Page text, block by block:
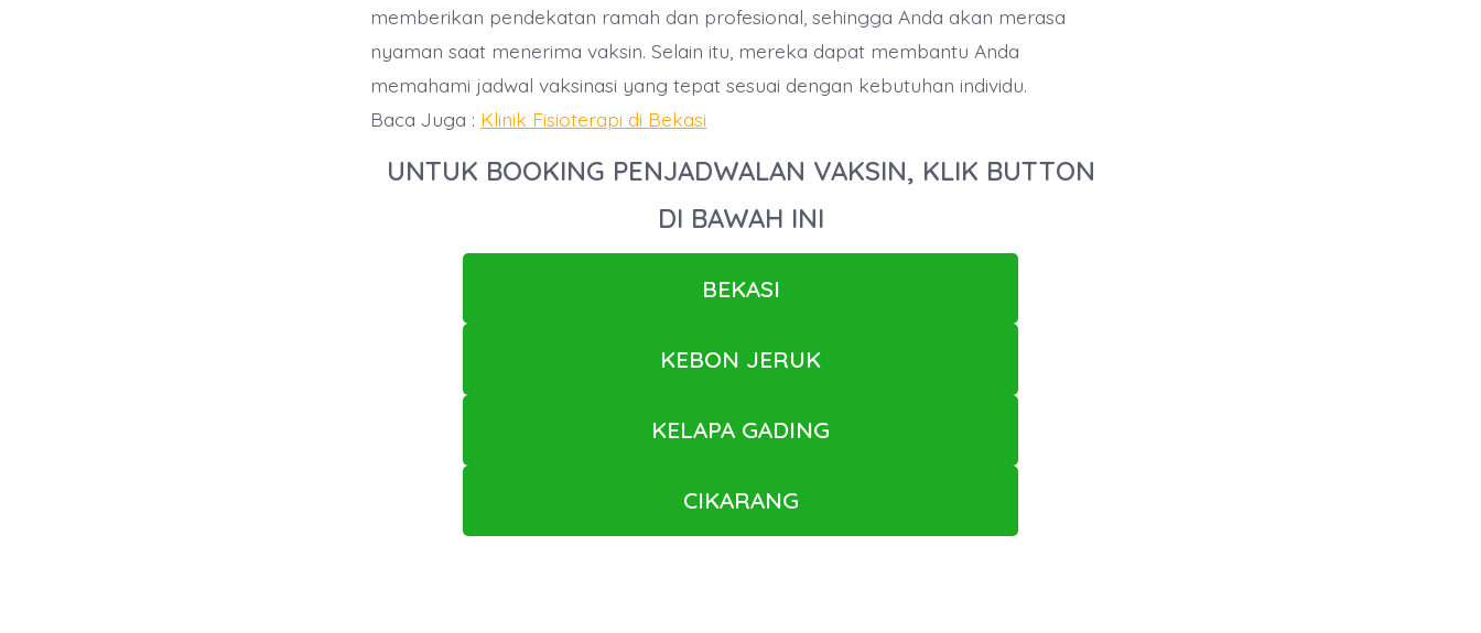
memberikan pendekatan ramah dan profesional, sehingga Anda akan merasa
nyaman saat menerima vaksin. Selain itu, mereka dapat membantu Anda
memahami jadwal vaksinasi yang tepat sesuai dengan kebutuhan individu.
Baca Juga : Klinik Fisioterapi di Bekasi
UNTUK BOOKING PENJADWALAN VAKSIN, KLIK BUTTON
DI BAWAH INI
BEKASI
KEBON JERUK
KELAPA GADING
CIKARANG